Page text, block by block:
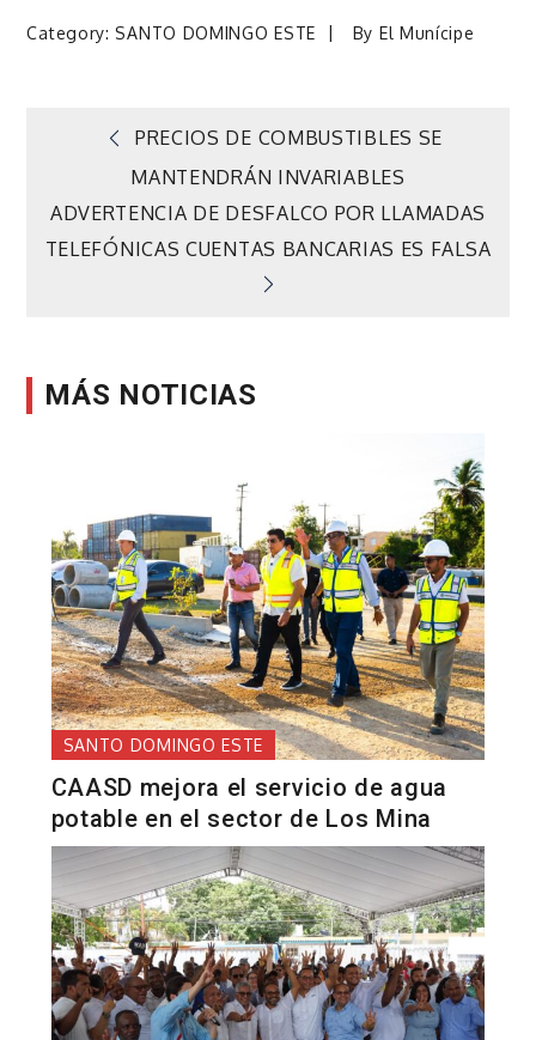
Category: SANTO DOMINGO ESTE By El Munícipe
Navegación
de
PRECIOS DE COMBUSTIBLES SE
MANTENDRÁN INVARIABLES
ADVERTENCIA DE DESFALCO POR LLAMADAS
TELEFÓNICAS CUENTAS BANCARIAS ES FALSA
MÁS NOTICIAS
SANTO DOMINGO ESTE
CAASD mejora el servicio de agua
potable en el sector de Los Mina